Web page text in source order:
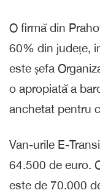
O firmă din
60% din județe,
este șefa
o apropiată a
anchetat pentru
Van-urile E-
64.500 de euro.
este de 70.000